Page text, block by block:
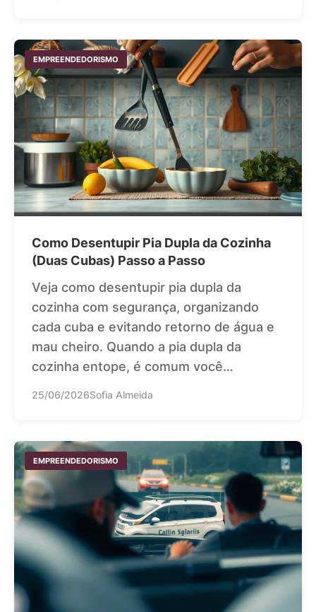
EMPREENDEDORISMO
Como Desentupir Pia Dupla da Cozinha
(Duas Cubas) Passo a Passo
Veja como desentupir pia dupla da
cozinha com segurança, organizando
cada cuba e evitando retorno de água e
mau cheiro. Quando a pia dupla da
cozinha entope, é comum você…
25/06/2026Sofia Almeida
EMPREENDEDORISMO